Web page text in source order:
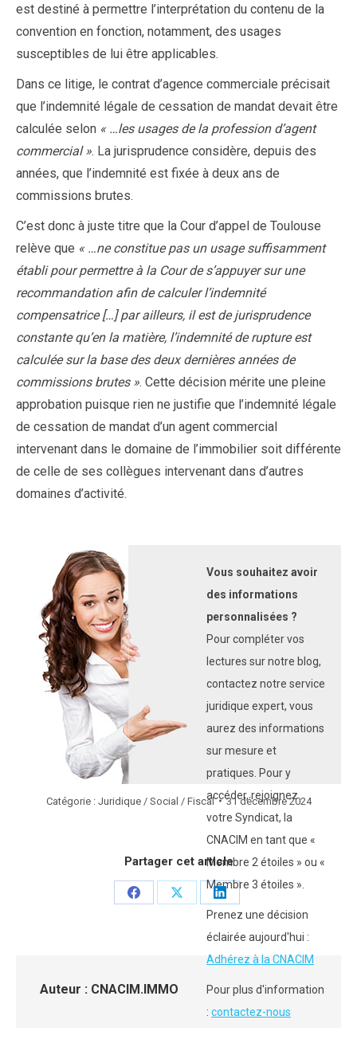
est destiné à permettre l’interprétation du contenu de la
convention en fonction, notamment, des usages
susceptibles de lui être applicables.
Dans ce litige, le contrat d’agence commerciale précisait
que l’indemnité légale de cessation de mandat devait être
calculée selon « …les usages de la profession d’agent
commercial ». La jurisprudence considère, depuis des
années, que l’indemnité est fixée à deux ans de
commissions brutes.
C’est donc à juste titre que la Cour d’appel de Toulouse
relève que « …ne constitue pas un usage suffisamment
établi pour permettre à la Cour de s’appuyer sur une
recommandation afin de calculer l’indemnité
compensatrice […] par ailleurs, il est de jurisprudence
constante qu’en la matière, l’indemnité de rupture est
calculée sur la base des deux dernières années de
commissions brutes ». Cette décision mérite une pleine
approbation puisque rien ne justifie que l’indemnité légale
de cessation de mandat d’un agent commercial
intervenant dans le domaine de l’immobilier soit différente
de celle de ses collègues intervenant dans d’autres
domaines d’activité.
Vous souhaitez avoir
des informations
personnalisées ?
Pour compléter vos
lectures sur notre blog,
contactez notre service
juridique expert, vous
aurez des informations
sur mesure et
pratiques. Pour y
accéder, rejoignez
votre Syndicat, la
CNACIM en tant que «
Membre 2 étoiles » ou «
Membre 3 étoiles ».
Prenez une décision
éclairée aujourd'hui :
Adhérez à la CNACIM
Pour plus d'information
: contactez-nous
Catégorie : Juridique / Social / Fiscal 31 décembre 2024
Partager cet article
PartagerPartagerPartager
Auteur : CNACIM.IMMO